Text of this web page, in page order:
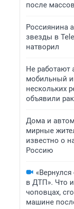
после
Россиянина
звезды в
натворил
Не работают
мобильный
нескольких
объявили
Дома и
мирные
известно о
Россию
в ДТП». Что
чоповцах,
машине